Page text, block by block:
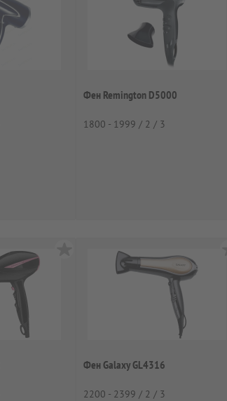
Фен Remington D5000
1800 - 1999 / 2 / 3
Фен Galaxy GL4316
2200 - 2399 / 2 / 3